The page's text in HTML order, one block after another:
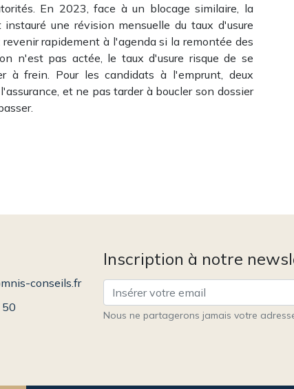
En 2023, face à un blocage similaire, la
une révision mensuelle du taux d'usure
rapidement à l'agenda si la remontée des
n'est pas actée, le taux d'usure risque de se
à frein. Pour les candidats à l'emprunt, deux
et ne pas tarder à boucler son dossier
conseils.fr
Inscription à notre
Nous ne partagerons jamais votre